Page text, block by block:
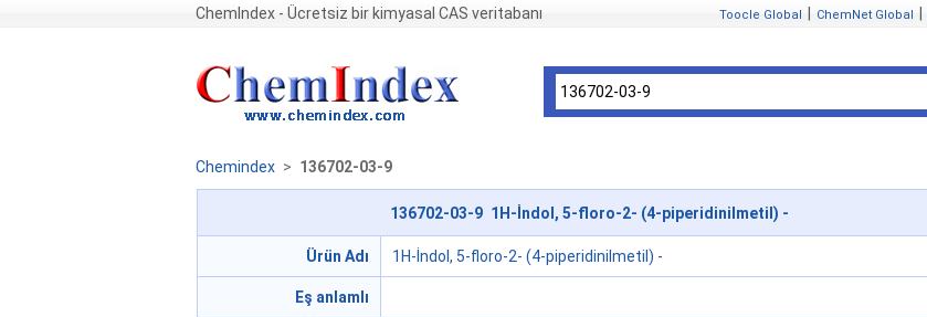
ChemIndex - Ücretsiz bir kimyasal CAS veritabanı Toocle Global ChemNet Global
Chemindex > 136702-03-9
136702-03-9 1H-İndol, 5-floro-2- (4-piperidinilmetil) -
Ürün Adı 1H-İndol, 5-floro-2- (4-piperidinilmetil) -
Eş anlamlı